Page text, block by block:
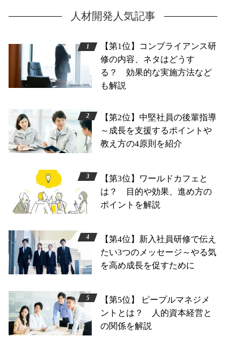
人材開発人気記事
【第1位】コンプライアンス研
修の内容、ネタはどうす
る？ 効果的な実施方法など
も解説
【第2位】中堅社員の後輩指導
～成長を支援するポイントや
教え方の4原則を紹介
【第3位】ワールドカフェと
は？ 目的や効果、進め方の
ポイントを解説
【第4位】新入社員研修で伝え
たい3つのメッセージ～やる気
を高め成長を促すために
【第5位】 ピープルマネジメ
ントとは？ 人的資本経営と
の関係を解説